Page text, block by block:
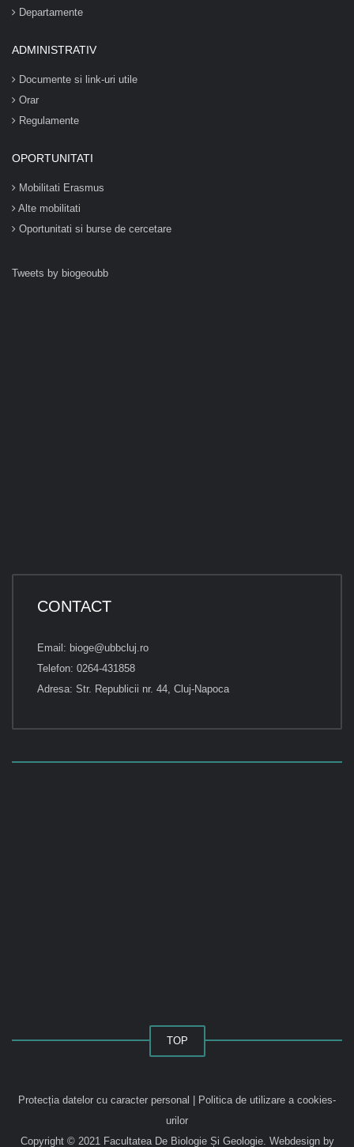
Departamente
ADMINISTRATIV
Documente si link-uri utile
Orar
Regulamente
OPORTUNITATI
Mobilitati Erasmus
Alte mobilitati
Oportunitati si burse de cercetare
Tweets by biogeoubb
CONTACT
Email: bioge@ubbcluj.ro
Telefon: 0264-431858
Adresa: Str. Republicii nr. 44, Cluj-Napoca
TOP
Protecția datelor cu caracter personal | Politica de utilizare a cookies-
urilor
Copyright © 2021 Facultatea De Biologie Și Geologie. Webdesign by